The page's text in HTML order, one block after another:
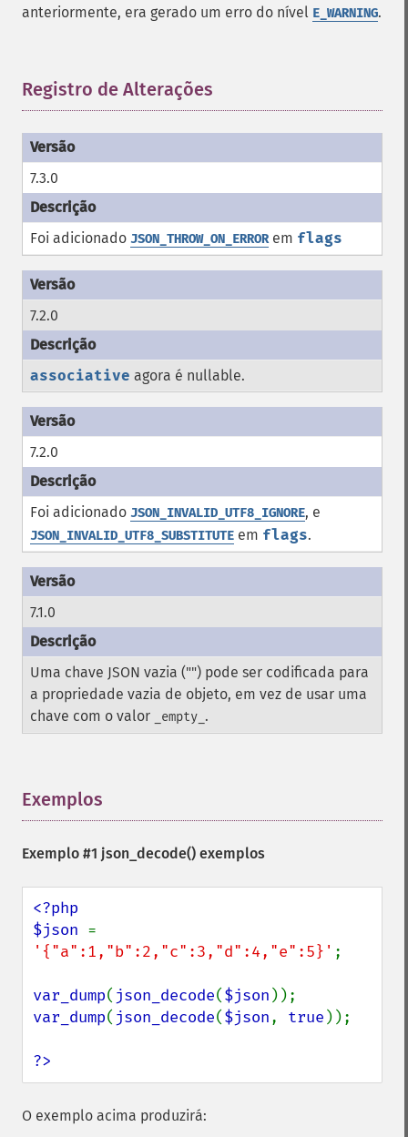
anteriormente, era gerado um erro do nível E_WARNING.
Registro de Alterações
7.3.0
Foi adicionado JSON_THROW_ON_ERRORem flags
7.2.0
associative agora é nullable.
7.2.0
Foi adicionado JSON_INVALID_UTF8_IGNORE, e
JSON_INVALID_UTF8_SUBSTITUTE em flags.
7.1.0
Uma chave JSON vazia ("") pode ser codificada para
a propriedade vazia de objeto, em vez de usar uma
chave com o valor
_empty_ .
Exemplos
Exemplo #1 json_decode() exemplos
<?php
$json
'{"a":1,"b":2,"c":3,"d":4,"e":5}' ;
var_dump( json_decode($json
var_dump( json_decode($json, true ));
?>
O exemplo acima produzirá: